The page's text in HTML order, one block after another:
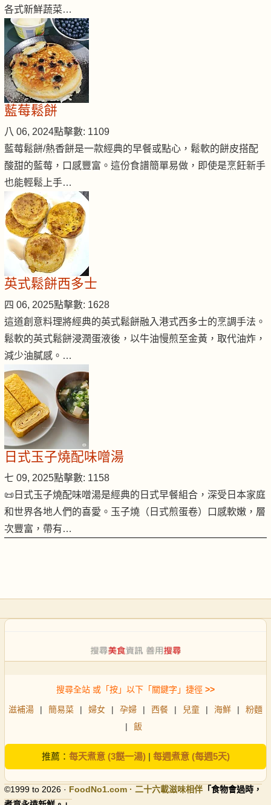
各式新鮮蔬菜…
藍莓鬆餅
八 06, 2024點擊數: 1109
藍莓鬆餅/熱香餅是一款經典的早餐或點心，鬆軟的餅皮搭配
酸甜的藍莓，口感豐富。這份食譜簡單易做，即使是烹飪新手
也能輕鬆上手…
英式鬆餅西多士
四 06, 2025點擊數: 1628
這道創意料理將經典的英式鬆餅融入港式西多士的烹調手法。
鬆軟的英式鬆餅浸潤蛋液後，以牛油慢煎至金黃，取代油炸，
減少油膩感。…
日式玉子燒配味噌湯
七 09, 2025點擊數: 1158
📜日式玉子燒配味噌湯是經典的日式早餐組合，深受日本家庭
和世界各地人們的喜愛。玉子燒（日式煎蛋卷）口感軟嫩，層
次豐富，帶有…
搜尋全站 或「按」以下「關鍵字」捷徑 >>
滋補湯 | 簡易菜 | 婦女 | 孕婦 | 西餐 | 兒童 | 海鮮 |
粉麵
|
飯
推薦： 每天煮意 (3餸一湯)| 每週煮意 (每週5天)
©1999 to 2026 · FoodNo1.com · 二十六載滋味相伴 「食物會過時，